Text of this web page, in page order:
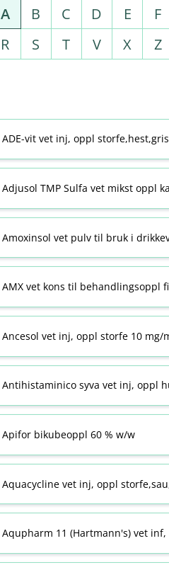
A B C D E F
R
S T V X Z
ADE-vit vet inj, oppl
Adjusol TMP Sulfa vet mikst oppl
Amoxinsol vet pulv til bruk i
AMX vet kons til behandlingsoppl
Ancesol vet inj, oppl storfe 10 mg/
Antihistaminico syva vet inj, oppl
Apifor bikubeoppl 60 % w​/​w
Aquacycline vet inj, oppl
Aqupharm 11 (Hartmann's) vet